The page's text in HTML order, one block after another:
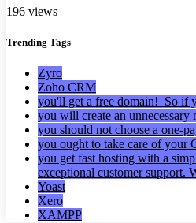
196 views
Trending Tags
Zyro
Zoho CRM
you'll get a free domain! So if
you will create an unnecessary
you should not choose a one-
you ought to take care of your
you get fast hosting with a
exceptional customer support.
Yoast
Xero
XAMPP